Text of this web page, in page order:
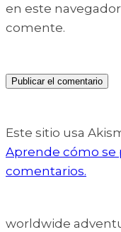
en este
comente.
Este sitio usa
Aprende cómo se
comentarios.
worldwide